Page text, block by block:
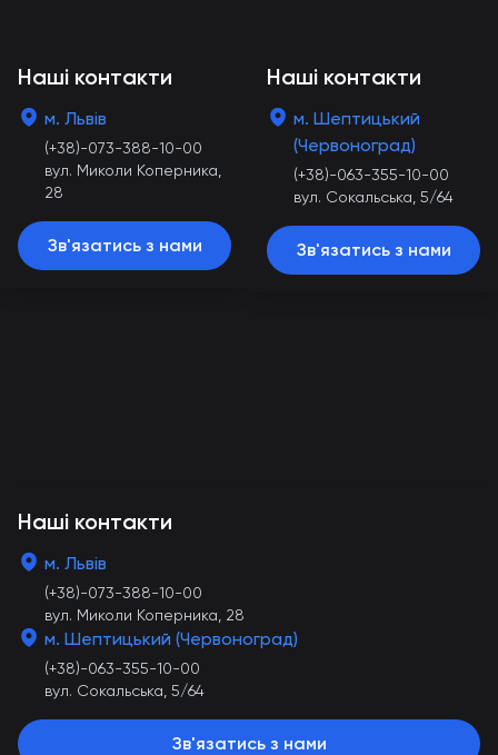
Наші контакти
м. Львів
(+38)-073-388-10-00
вул. Миколи Коперника,
28
Зв'язатись з нами
Наші контакти
м. Шептицький
(Червоноград)
(+38)-063-355-10-00
вул. Сокальська, 5/64
Зв'язатись з нами
Наші контакти
м. Львів
(+38)-073-388-10-00
вул. Миколи Коперника, 28
м. Шептицький (Червоноград)
(+38)-063-355-10-00
вул. Сокальська, 5/64
Зв'язатись з нами